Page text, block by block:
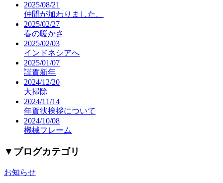
2025/08/21
仲間が加わりました。
2025/02/27
春の暖かさ
2025/02/03
インドネシアへ
2025/01/07
謹賀新年
2024/12/20
大掃除
2024/11/14
年賀状挨拶について
2024/10/08
機械フレーム
▼ ブログカテゴリ
お知らせ